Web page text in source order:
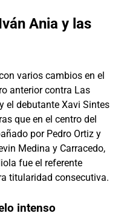
Ania y las
varios cambios en el
anterior contra Las
el debutante Xavi Sintes
que en el centro del
por Pedro Ortiz y
Medina y Carracedo,
fue el referente
titularidad consecutiva.
intenso